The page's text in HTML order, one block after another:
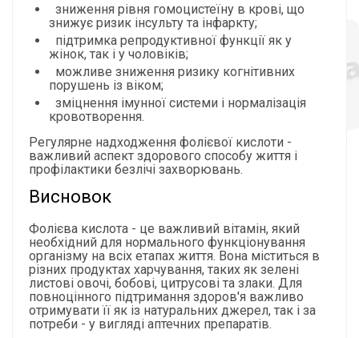
зниження рівня гомоцистеїну в крові, що
знижує ризик інсульту та інфаркту;
підтримка репродуктивної функції як у
жінок, так і у чоловіків;
можливе зниження ризику когнітивних
порушень із віком;
зміцнення імунної системи і нормалізація
кровотворення.
Регулярне надходження фолієвої кислоти -
важливий аспект здорового способу життя і
профілактики безлічі захворювань.
Висновок
Фолієва кислота - це важливий вітамін, який
необхідний для нормального функціонування
організму на всіх етапах життя. Вона міститься в
різних продуктах харчування, таких як зелені
листові овочі, бобові, цитрусові та злаки. Для
повноцінного підтримання здоров'я важливо
отримувати її як із натуральних джерел, так і за
потреби - у вигляді аптечних препаратів.